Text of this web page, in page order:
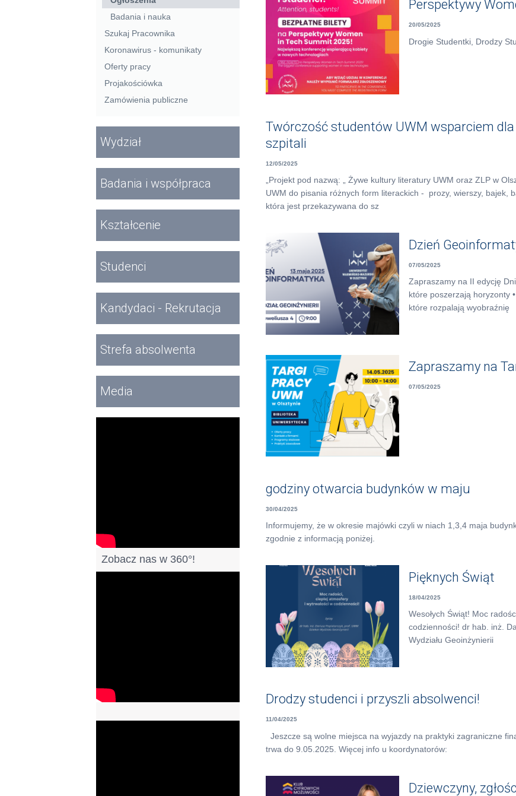
Badania i nauka
Szukaj Pracownika
Koronawirus - komunikaty
Oferty pracy
Projakościówka
Zamówienia publiczne
Wydział
Badania i współpraca
Kształcenie
Studenci
Kandydaci - Rekrutacja
Strefa absolwenta
Media
Zobacz nas w 360°!
Perspektywy
20/05/2025
Drogie Studentki, Drodzy
Twórczość studentów UWM wsparciem
szpitali
12/05/2025
„Projekt pod nazwą: „ Żywe kultury literatury UWM oraz ZLP w
UWM do pisania różnych form literackich - prozy, wierszy, bajek,
która jest przekazywana do sz
Dzień
07/05/2025
Zapraszamy na II edycję
które poszerzają horyzonty
które rozpalają wyobraźnię
Zapraszamy na
07/05/2025
godziny otwarcia budynków w maju
30/04/2025
Informujemy, że w okresie majówki czyli w niach 1,3,4 maja
zgodnie z informacją poniżej.
Pięknych Świąt
18/04/2025
Wesołych Świąt! Moc
codzienności! dr hab. inż.
Wydziału Geoinżynierii
Drodzy studenci i przyszli absolwenci!
11/04/2025
Jeszcze są wolne miejsca na wyjazdy na praktyki zagraniczne
trwa do 9.05.2025. Więcej info u koordynatorów:
Dziewczyny,